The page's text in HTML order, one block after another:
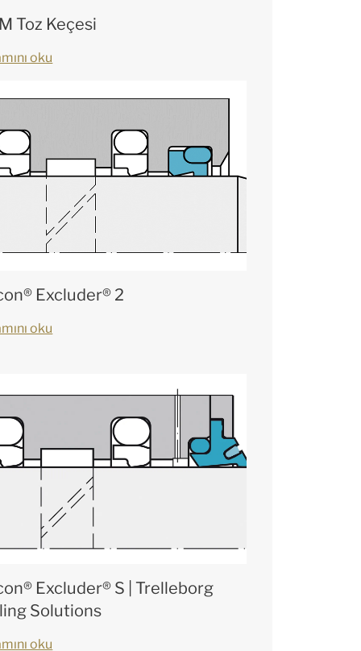
Toz Keçesi
oku
Excluder® 2
oku
Excluder® S | Trelleborg
Solutions
oku